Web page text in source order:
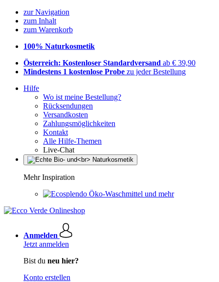
zur Navigation
zum Inhalt
zum Warenkorb
100% Naturkosmetik
Österreich: Kostenloser Standardversand ab € 39,90
Mindestens 1 kostenlose Probe zu jeder Bestellung
Hilfe
Wo ist meine Bestellung?
Rücksendungen
Versandkosten
Zahlungsmöglichkeiten
Kontakt
Alle Hilfe-Themen
Live-Chat
Mehr Inspiration
Öko-Waschmittel und mehr
Anmelden
Jetzt anmelden
Bist du neu hier?
Konto erstellen